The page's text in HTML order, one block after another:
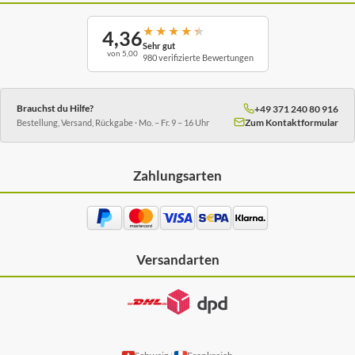
4,36
von 5,00
★ ★ ★ ★ ★
Sehr gut
980 verifizierte Bewertungen
Brauchst du Hilfe?
Bestellung, Versand, Rückgabe · Mo. – Fr. 9 – 16 Uhr
+49 371 240 80 916
Zum Kontaktformular
Zahlungsarten
Versandarten